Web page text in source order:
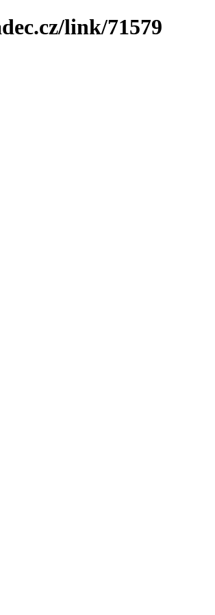
link/71579